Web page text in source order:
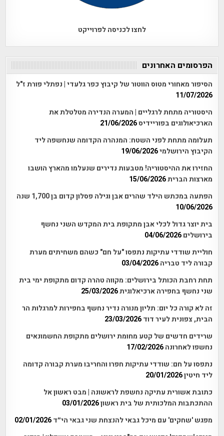
לחצו לכניסה לפרוייקט
הפרסומים האחרונים
הסיפור מאחורי מטוס הווטור של קיבוץ כפר גלעדי | נפתלי פורת ז"ל
11/07/2026
היסטוריה מתחת לרגליים | המערה הנדירה מטלטלת את
הארכיאולוגים בפוריידיס21/06/2026
תעלומה מתחת לפני השטח: המנהרה הקדומה שנחשפה ליד
הקיבוץ הירושלמי19/06/2026
החזירו את ההיסטוריה! מטבעות נדירים שנעלמו מהארץ הושבו
מארצות הברית15/06/2026
הפתעה במכתש הילד שהרים אבן וגילה פסלון קדום בן 1,700 שנה
10/06/2026
בית יוצר גדול לכלי אבן מתקופת בית המקדש השני נחשף
בירושלים 04/06/2026
חוליית שודדי עתיקות נתפסו "על חם" כשהם משחיתים מערת
קבורה ליד טבריה 03/04/2026
תחת רחבת הכותל בירושלים: מקווה טהרה קדום מתקופת ימי בית
שני נחשף בחפירה ארכיאלוגית25/03/2026
זה לא קורה כל יום: תליון מנורה נדיר נחשף בחפירות למרגלות הר
הבית, צפונית לעיר דוד 23/03/2026
שרידים חדשים של קטע מחומת ירושלים מתקופת החשמונאים
נחשפו לאחרונה 17/02/2026
נתפסו על חם: שודדי עתיקות חפרו והחריבו מערת קבורה קדומה
ליד חיטין20/01/2026
כתובת אשורית עתיקה נחשפת לראשונה | מבט ראשון אל
ההתכתבות המלכותית של בית ראשון03/01/2026
מפגש 'שחקים' עם מיכל גבאי להנצחת שני גבאי הי״ד 02/01/2026